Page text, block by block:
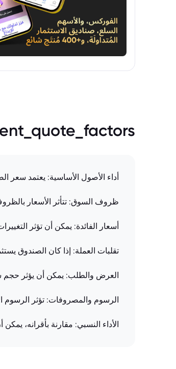
أداء الأصول الأساسية: يعتمد سعر
ظروف السوق: تتأثر الأسعار
أسعار الفائدة: يمكن أن تؤثر
تقلبات العملة: إذا كان الصندوق
العرض والطلب: يمكن أن يؤثر حجم
الرسوم والمصروفات: تؤثر الرسوم
الأداء النسبي: مقارنة بأقرانه،